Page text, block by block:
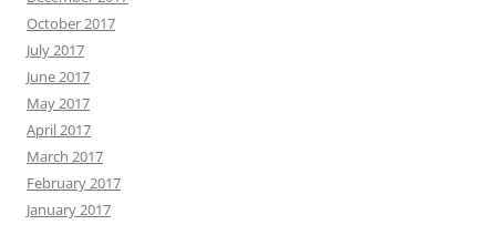
October 2017
July 2017
June 2017
May 2017
April 2017
March 2017
February 2017
January 2017